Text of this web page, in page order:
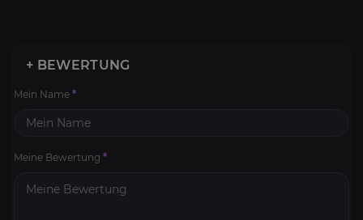
+ BEWERTUNG
Mein Name *
Meine Bewertung *